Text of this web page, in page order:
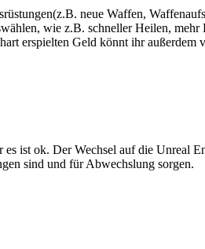
neue Waffen,
wie z.B. schneller Heilen, mehr
erspielten Geld könnt ihr außerdem
ist ok. Der Wechsel auf die Unreal
sind und für Abwechslung sorgen.